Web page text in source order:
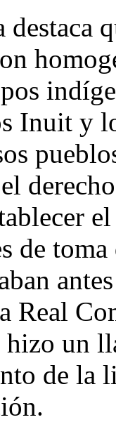
destaca
Inuit y
de
Real
hizo un
de la